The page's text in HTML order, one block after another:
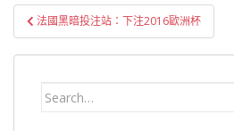
文
章
導
法國黑暗投注站：下注2016歐洲杯
Search